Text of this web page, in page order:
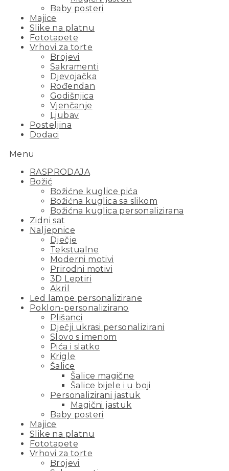
Baby posteri
Majice
Slike na platnu
Fototapete
Vrhovi za torte
Brojevi
Sakramenti
Djevojačka
Rođendan
Godišnjica
Vjenčanje
Ljubav
Posteljina
Dodaci
Menu
RASPRODAJA
Božić
Božićne kuglice pića
Božićna kuglica sa slikom
Božićna kuglica personalizirana
Zidni sat
Naljepnice
Dječje
Tekstualne
Moderni motivi
Prirodni motivi
3D Leptiri
Akril
Led lampe personalizirane
Poklon-personalizirano
Plišanci
Dječji ukrasi personalizirani
Slovo s imenom
Pića i slatko
Krigle
Šalice
Šalice magične
Šalice bijele i u boji
Personalizirani jastuk
Magični jastuk
Baby posteri
Majice
Slike na platnu
Fototapete
Vrhovi za torte
Brojevi